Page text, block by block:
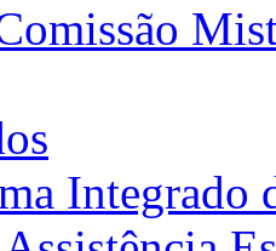
Integrado